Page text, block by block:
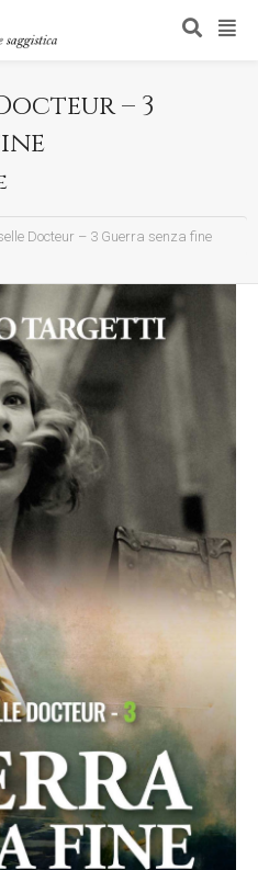
– 3
Docteur – 3 Guerra senza fine